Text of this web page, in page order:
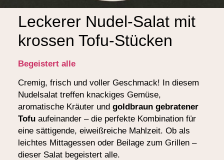
Leckerer Nudel-Salat mit
krossen Tofu-Stücken
Begeistert alle
Cremig, frisch und voller Geschmack! In diesem
Nudelsalat treffen knackiges Gemüse,
aromatische Kräuter und goldbraun gebratener
Tofuaufeinander – die perfekte Kombination für
eine sättigende, eiweißreiche Mahlzeit. Ob als
leichtes Mittagessen oder Beilage zum Grillen –
dieser Salat begeistert alle.